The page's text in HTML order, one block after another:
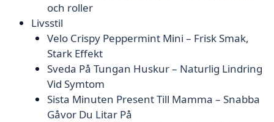
och roller
Livsstil
Velo Crispy Peppermint Mini – Frisk Smak,
Stark Effekt
Sveda På Tungan Huskur – Naturlig Lindring
Vid Symtom
Sista Minuten Present Till Mamma – Snabba
Gåvor Du Litar På